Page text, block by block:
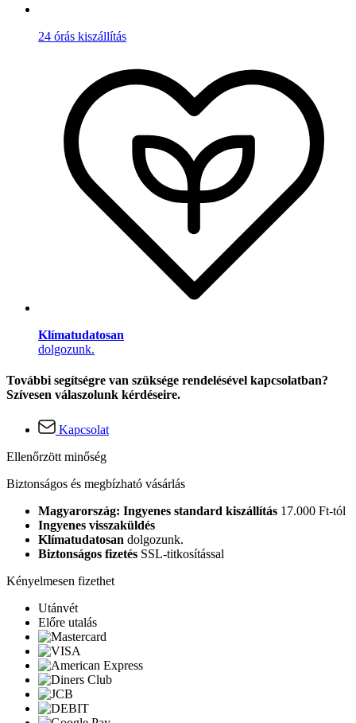
24 órás kiszállítás
Klímatudatosan
dolgozunk.
További segítségre van szüksége rendelésével kapcsolatban?
Szívesen válaszolunk kérdéseire.
Kapcsolat
Ellenőrzött minőség
Biztonságos és megbízható vásárlás
Magyarország: Ingyenes standard kiszállítás 17.000 Ft-tól
Ingyenes visszaküldés
Klímatudatosan dolgozunk.
Biztonságos fizetés SSL-titkosítással
Kényelmesen fizethet
Utánvét
Előre utalás